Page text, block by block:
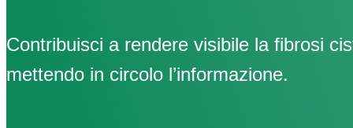
Contribuisci a rendere visibile la fibrosi
mettendo in circolo l’informazione.